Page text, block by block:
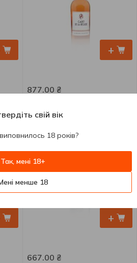
+
877.00 ₴
Rose Bio рожеве сухе 12,5%
750 мл
+
667.00 ₴
свій вік
18 років?
Так, мені 18+
менше 18